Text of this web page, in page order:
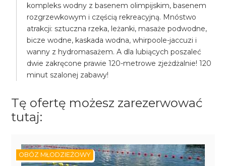
kompleks wodny z basenem olimpijskim, basenem
rozgrzewkowym i częścią rekreacyjną. Mnóstwo
atrakcji: sztuczna rzeka, leżanki, masaże podwodne,
bicze wodne, kaskada wodna, whirpoole-jaccuzi i
wanny z hydromasażem. A dla lubiących poszaleć
dwie zakręcone prawie 120-metrowe zjeżdżalnie! 120
minut szalonej zabawy!
Tę ofertę możesz zarezerwować
tutaj:
OBÓZ MŁODZIEŻOWY